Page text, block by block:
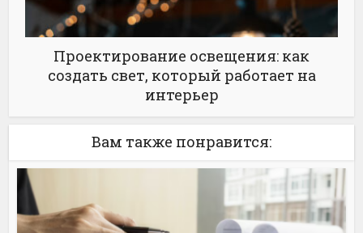
Проектирование освещения: как
создать свет, который работает на
интерьер
Вам также понравится: